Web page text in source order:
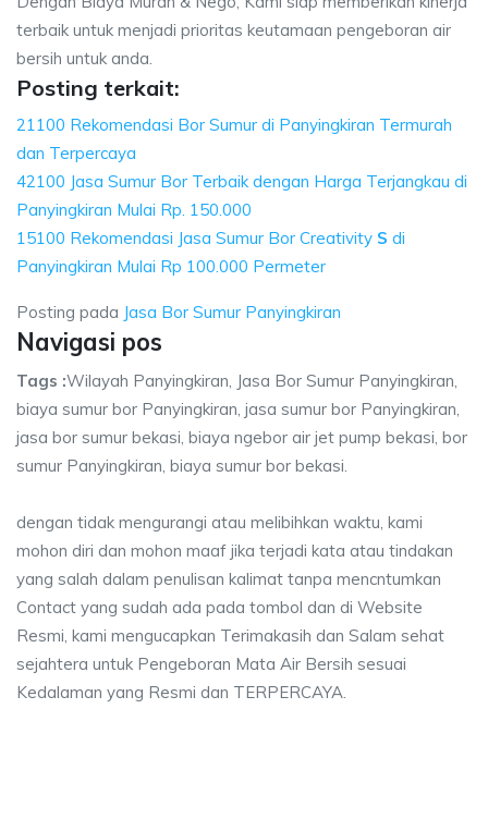
terbaik untuk menjadi prioritas keutamaan pengeboran air
bersih untuk anda.
Posting terkait:
21100 Rekomendasi Bor Sumur di Panyingkiran Termurah
dan Terpercaya
42100 Jasa Sumur Bor Terbaik dengan Harga Terjangkau di
Panyingkiran Mulai Rp. 150.000
15100 Rekomendasi Jasa Sumur Bor Creativity S di
Panyingkiran Mulai Rp 100.000 Permeter
Posting pada Jasa Bor Sumur Panyingkiran
Navigasi pos
Tags :Wilayah Panyingkiran, Jasa Bor Sumur Panyingkiran,
biaya sumur bor Panyingkiran, jasa sumur bor Panyingkiran,
jasa bor sumur bekasi, biaya ngebor air jet pump bekasi, bor
sumur Panyingkiran, biaya sumur bor bekasi.
dengan tidak mengurangi atau melibihkan waktu, kami
mohon diri dan mohon maaf jika terjadi kata atau tindakan
yang salah dalam penulisan kalimat tanpa mencntumkan
Contact yang sudah ada pada tombol dan di Website
Resmi, kami mengucapkan Terimakasih dan Salam sehat
sejahtera untuk Pengeboran Mata Air Bersih sesuai
Kedalaman yang Resmi dan TERPERCAYA.